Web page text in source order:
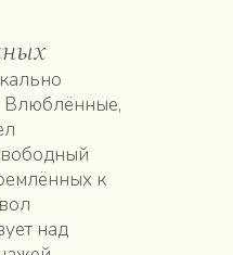
Влюблённые,
к
над